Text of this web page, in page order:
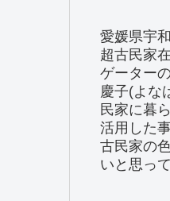
愛媛県宇
超古民家
ゲーター
慶子(よな
民家に暮
活用した
古民家の
いと思っ